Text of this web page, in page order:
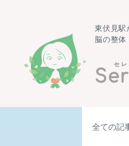
東伏見駅
脳の整
セ
全ての記